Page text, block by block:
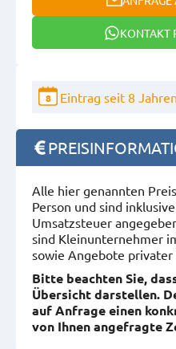
KONTAKT
8 Eintrag seit 8
Alle hier genannten
Person und sind
Umsatzsteuer
sind Kleinunternehmer
sowie Angebote privater
Bitte beachten Sie,
Übersicht darstellen.
auf Anfrage einen
von Ihnen angefragte